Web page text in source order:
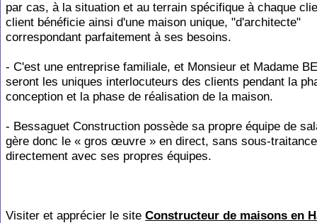
par cas, à la situation et au terrain spécifique à chaque
client bénéficie ainsi d'une maison unique, "d'architecte"
correspondant parfaitement à ses besoins.
- C'est une entreprise familiale, et Monsieur et Madame
seront les uniques interlocuteurs des clients pendant la
conception et la phase de réalisation de la maison.
- Bessaguet Construction possède sa propre équipe de
gère donc le « gros œuvre » en direct, sans sous-
directement avec ses propres équipes.
Visiter et apprécier le site Constructeur de maisons en